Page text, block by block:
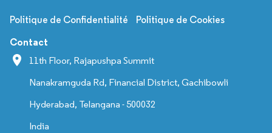
Politique de Confidentialité Politique de Cookies
Contact
11th Floor, Rajapushpa Summit
Nanakramguda Rd, Financial District, Gachibowli
Hyderabad, Telangana - 500032
India